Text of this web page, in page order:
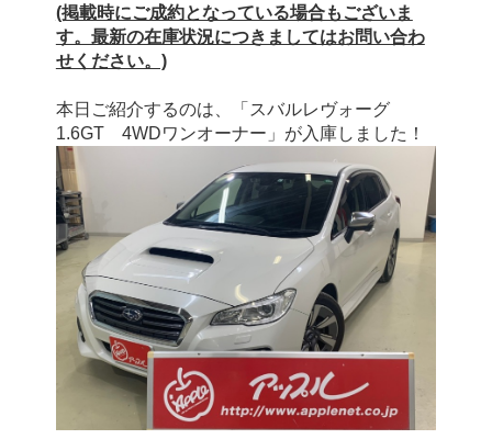
(掲載時にご成約となっている場合もございま
す。最新の在庫状況につきましてはお問い合わ
せください。)
本日ご紹介するのは、「スバルレヴォーグ
1.6GT　4WDワンオーナー」が入庫しました！